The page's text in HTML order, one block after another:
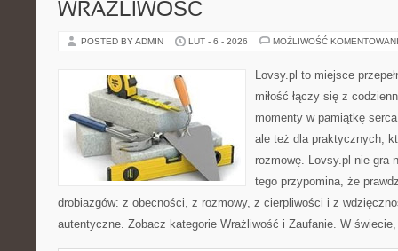
WRAŻLIWOŚĆ
POSTED BY ADMIN LUT - 6 - 2026 MOŻLIWOŚĆ
Lovsy.pl to miejsce
miłość łączy się z
momenty w pamiątkę
ale też dla praktycznych,
rozmowę. Lovsy.pl nie gra
tego przypomina, że
drobiazgów: z obecności, z rozmowy, z cierpliwości i z
autentyczne. Zobacz kategorie Wrażliwość i Zaufanie. W